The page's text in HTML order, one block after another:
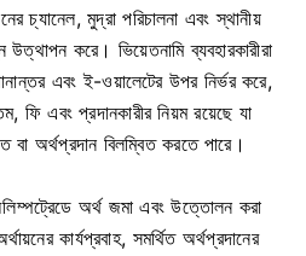
চ্যানেল, মুদ্রা পরিচালনা এবং স্থানীয়
করে। ভিয়েতনামি ব্যবহারকারীরা
এবং ই-ওয়ালেটের উপর নির্ভর করে,
ফি এবং প্রদানকারীর নিয়ম রয়েছে যা
অর্থপ্রদান বিলম্বিত করতে পারে।
অর্থ জমা এবং উত্তোলন করা
কার্যপ্রবাহ, সমর্থিত অর্থপ্রদানের